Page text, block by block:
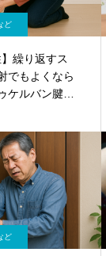
ど
】繰り返すス
でもよくなら
ケルバン腱鞘
ヤモヤ血管治
鞘炎、手首親
ど